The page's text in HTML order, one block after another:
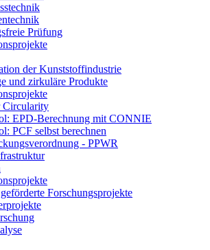
Prüfung
der Kunststoffindustrie
und zirkuläre Produkte
Circularity
EPD-Berechnung mit CONNIE
PCF selbst berechnen
- PPWR
Forschungsprojekte